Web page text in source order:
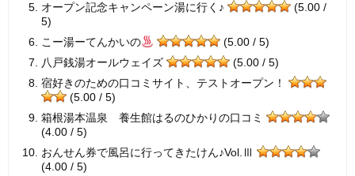
オープン記念キャンペーン湯に行く♪
(5.00 /
5)
こー湯ーてんかいの
(5.00 / 5)
八戸銭湯オールウェイズ
(5.00 / 5)
宿好きのための口コミサイト、テストオープン！
(5.00 / 5)
箱根湯本温泉 養生館はるのひかりの口コミ
(4.00 / 5)
おんせん券で風呂に行ってきたけん♪Vol.Ⅲ
(4.00 / 5)